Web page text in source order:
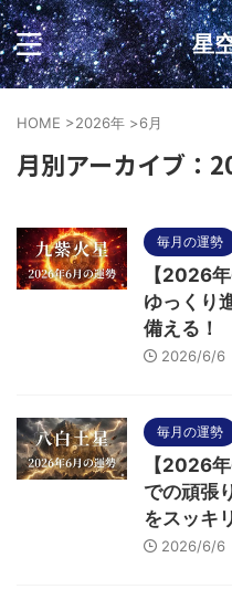
星
HOME >2026年 >6月
月別アーカイブ：
毎月の運勢
【2026
ゆっくり
備える！
2026/6/6
毎月の運勢
【2026
での頑張
をスッキ
2026/6/6